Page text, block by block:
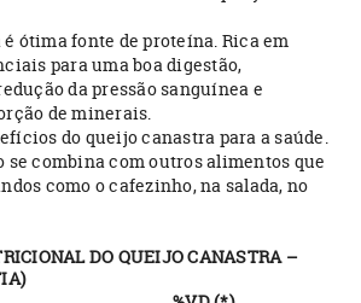
ótima fonte de proteína. Rica em
para uma boa digestão,
da pressão sanguínea e
de minerais.
do queijo canastra para a saúde.
se combina com outros alimentos que
como o cafezinho, na salada, no
DO QUEIJO CANASTRA –